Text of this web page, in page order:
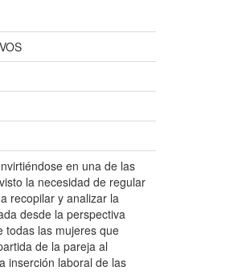
en una de las
la necesidad de regular
recopilar y analizar la
desde la perspectiva
todas las mujeres que
de la pareja al
inserción laboral de las